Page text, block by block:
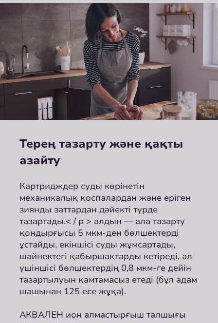
Терең тазарту және қақты
азайту
Картридждер суды көрінетін
механикалық қоспалардан және еріген
зиянды заттардан дәйекті түрде
тазартады.< / p > алдын — ала тазарту
қондырғысы 5 мкм-ден бөлшектерді
ұстайды, екіншісі суды жұмсартады,
шайнектегі қабыршақтарды кетіреді, ал
үшіншісі бөлшектердің 0,8 мкм-ге дейін
тазартылуын қамтамасыз етеді (бұл адам
шашынан 125 есе жұқа).
АКВАЛЕН ион алмастырғыш талшығы